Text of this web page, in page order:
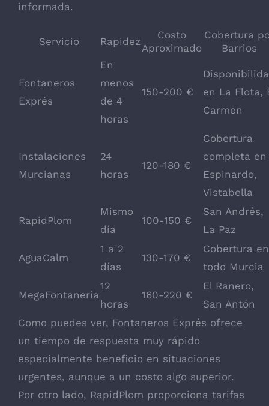
informada.
Servicio Rapidez
Costo
Aproximado
Cobertura
Barrios
Fontaneros
Exprés
En
menos
de 4
horas
150-200 €
en La Flota,
Carmen
Instalaciones
Murcianas
24
horas
120-180 €
Cobertura
completa en
Espinardo,
Vistabella
RapidPlom
Mismo
día
100-150 €
San Andrés,
La Paz
AguaCalm
1 a 2
días
130-170 €
Cobertura en
todo Murcia
MegaFontanería
12
horas
160-220 €
El Ranero,
San Antón
Como puedes ver, Fontaneros Exprés ofrece
un tiempo de respuesta muy rápido
especialmente beneficio en situaciones
urgentes, aunque a un costo algo superior.
Por otro lado, RapidPlom proporciona tarifas